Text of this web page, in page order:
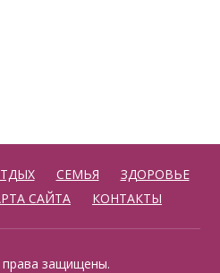
СЕМЬЯ
ЗДОРОВЬЕ
САЙТА КОНТАКТЫ
защищены.